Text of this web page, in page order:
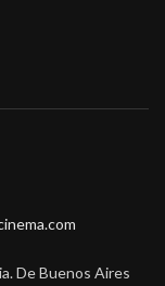
De Buenos Aires